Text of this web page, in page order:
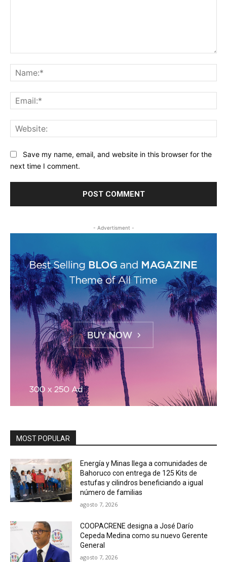
Save my name, email, and website in this browser for the
next time I comment.
- Advertisment -
MOST POPULAR
Energía y Minas llega a comunidades de
Bahoruco con entrega de 125 Kits de
estufas y cilindros beneficiando a igual
número de familias
agosto 7, 2026
COOPACRENE designa a José Darío
Cepeda Medina como su nuevo Gerente
General
agosto 7, 2026